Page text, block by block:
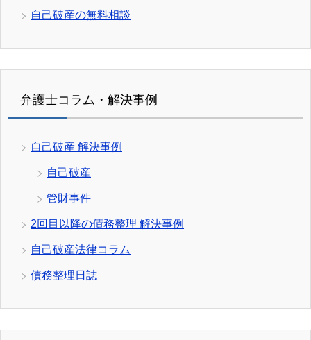
自己破産の無料相談
弁護士コラム・解決事例
自己破産 解決事例
自己破産
管財事件
2回目以降の債務整理 解決事例
自己破産法律コラム
債務整理日誌